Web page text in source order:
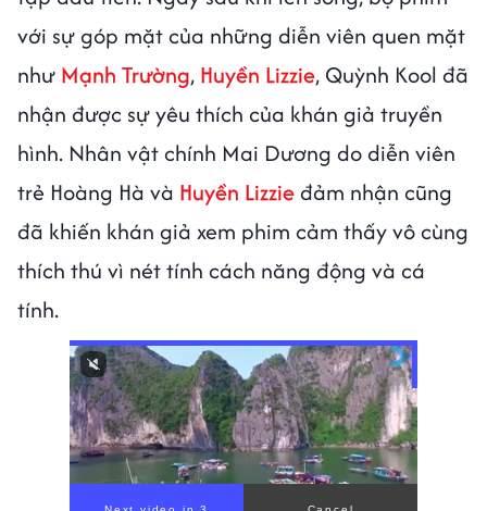
với sự góp mặt của những diễn viên quen mặt
như Mạnh Trường, Huyền Lizzie, Quỳnh Kool đã
nhận được sự yêu thích của khán giả truyền
hình. Nhân vật chính Mai Dương do diễn viên
trẻ Hoàng Hà và Huyền Lizzieđảm nhận cũng
đã khiến khán giả xem phim cảm thấy vô cùng
thích thú vì nét tính cách năng động và cá
tính.